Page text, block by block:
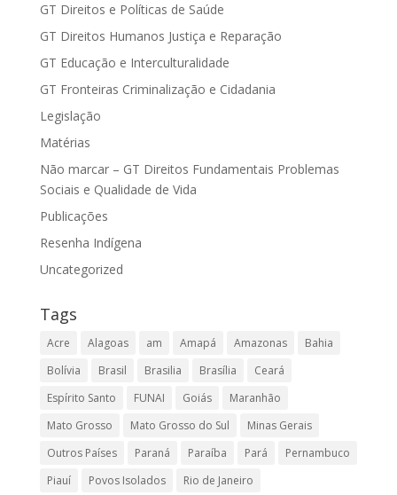
GT Direitos e Políticas de Saúde
GT Direitos Humanos Justiça e Reparação
GT Educação e Interculturalidade
GT Fronteiras Criminalização e Cidadania
Legislação
Matérias
Não marcar – GT Direitos Fundamentais Problemas
Sociais e Qualidade de Vida
Publicações
Resenha Indígena
Uncategorized
Tags
Acre Alagoas am Amapá Amazonas
Bahia
Bolívia
Brasil Brasilia Brasília
Ceará
Espírito Santo
FUNAI Goiás
Maranhão
Mato Grosso
Mato Grosso do Sul
Minas Gerais
Outros Países
Paraná Paraíba Pará
Pernambuco
Piauí
Povos Isolados
Rio de Janeiro